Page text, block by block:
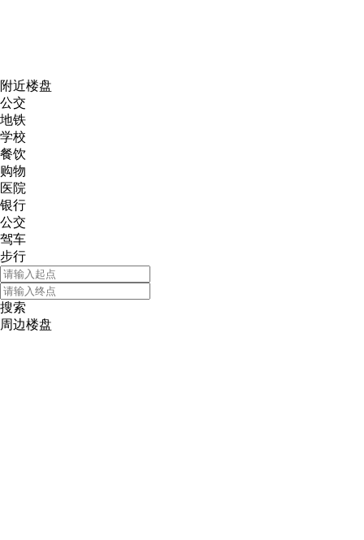
附近楼盘
公交
地铁
学校
餐饮
购物
医院
银行
公交
驾车
步行
搜索
周边楼盘